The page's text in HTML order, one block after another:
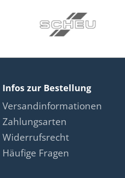
Infos zur Bestellung
Versandinformationen
Zahlungsarten
Widerrufsrecht
Häufige Fragen